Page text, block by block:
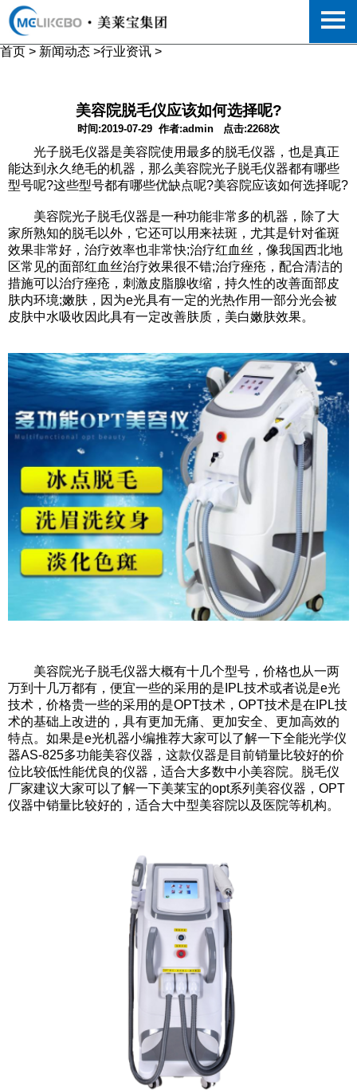
首页 > 新闻动态 >行业资讯 >
美容院脱毛仪应该如何选择呢?
时间:2019-07-29 作者:admin 点击:2268次
光子脱毛仪器是美容院使用最多的脱毛仪器，也是真正
能达到永久绝毛的机器，那么美容院光子脱毛仪器都有哪些
型号呢?这些型号都有哪些优缺点呢?美容院应该如何选择呢?
美容院光子脱毛仪器是一种功能非常多的机器，除了大
家所熟知的脱毛以外，它还可以用来祛斑，尤其是针对雀斑
效果非常好，治疗效率也非常快;治疗红血丝，像我国西北地
区常见的面部红血丝治疗效果很不错;治疗痤疮，配合清洁的
措施可以治疗痤疮，刺激皮脂腺收缩，持久性的改善面部皮
肤内环境;嫩肤，因为e光具有一定的光热作用一部分光会被
皮肤中水吸收因此具有一定改善肤质，美白嫩肤效果。
美容院光子脱毛仪器大概有十几个型号，价格也从一两
万到十几万都有，便宜一些的采用的是IPL技术或者说是e光
技术，价格贵一些的采用的是OPT技术，OPT技术是在IPL技
术的基础上改进的，具有更加无痛、更加安全、更加高效的
特点。如果是e光机器小编推荐大家可以了解一下全能光学仪
器AS-825多功能美容仪器，这款仪器是目前销量比较好的价
位比较低性能优良的仪器，适合大多数中小美容院。 脱毛仪
厂家建议大家可以了解一下美莱宝的opt系列美容仪器，OPT
仪器中销量比较好的，适合大中型美容院以及医院等机构。